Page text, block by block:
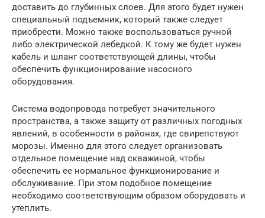
доставить до глубинных слоев. Для этого будет нужен
специальный подъемник, который также следует
приобрести. Можно также воспользоваться ручной
либо электрической лебедкой. К тому же будет нужен
кабель и шланг соответствующей длины, чтобы
обеспечить функционирование насосного
оборудования.
Система водопровода потребует значительного
пространства, а также защиту от различных погодных
явлений, в особенности в районах, где свирепствуют
морозы. Именно для этого следует организовать
отдельное помещение над скважиной, чтобы
обеспечить ее нормальное функционирование и
обслуживание. При этом подобное помещение
необходимо соответствующим образом оборудовать и
утеплить.